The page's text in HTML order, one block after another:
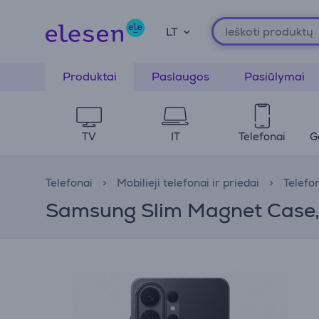
LT
Produktai Paslaugos Pasiūlymai
TV IT Telefonai
Telefonai Mobilieji telefonai ir priedai
Samsung Slim Magnet